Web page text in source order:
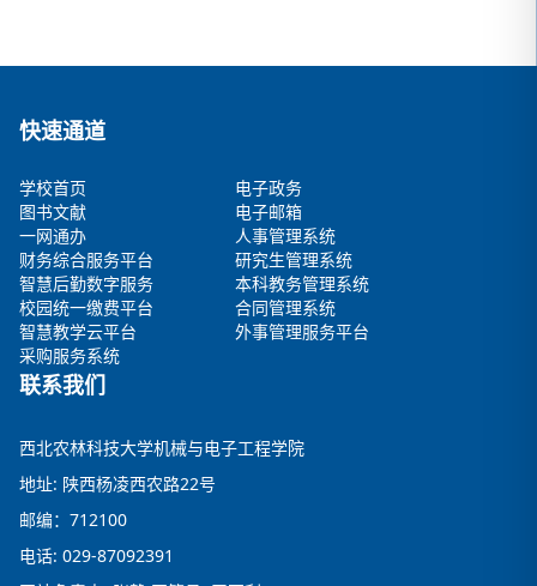
快速通道
学校首页
电子政务
图书文献
电子邮箱
一网通办
人事管理系统
财务综合服务平台
研究生管理系统
智慧后勤数字服务
本科教务管理系统
校园统一缴费平台
合同管理系统
智慧教学云平台
外事管理服务平台
采购服务系统
联系我们
西北农林科技大学机械与电子工程学院
地址: 陕西杨凌西农路22号
邮编：712100
电话: 029-87092391